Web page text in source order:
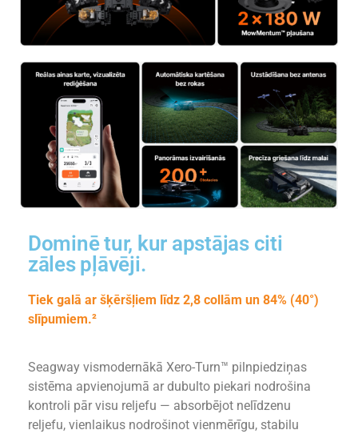
Dominē tur, kur apstājas citi
zāles pļāvēji.
Tiek galā ar šķēršļiem līdz 2,8 collām un 84% (40°)
slīpumiem.²
Seagway vismodernākā Xero-Turn™ pilnpiedziņas
sistēma apvienojumā ar dubulto piekari nodrošina
kontroli pār visu reljefu — absorbējot nelīdzenu
reljefu, vienlaikus nodrošinot vienmērīgu, stabilu